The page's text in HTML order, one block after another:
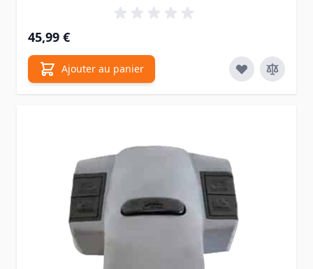
45,99 €
Ajouter au panier